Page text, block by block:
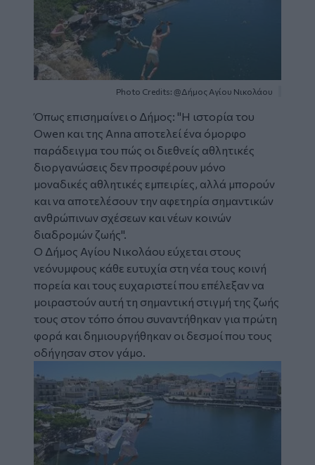
Photo Credits: @Δήμος Αγίου Νικολάου
Όπως επισημαίνει ο Δήμος: "Η ιστορία του
Owen και της Anna αποτελεί ένα όμορφο
παράδειγμα του πώς οι διεθνείς αθλητικές
διοργανώσεις δεν προσφέρουν μόνο
μοναδικές αθλητικές εμπειρίες, αλλά μπορούν
και να αποτελέσουν την αφετηρία σημαντικών
ανθρώπινων σχέσεων και νέων κοινών
διαδρομών ζωής".
Ο Δήμος Αγίου Νικολάου εύχεται στους
νεόνυμφους κάθε ευτυχία στη νέα τους κοινή
πορεία και τους ευχαριστεί που επέλεξαν να
μοιραστούν αυτή τη σημαντική στιγμή της ζωής
τους στον τόπο όπου συναντήθηκαν για πρώτη
φορά και δημιουργήθηκαν οι δεσμοί που τους
οδήγησαν στον γάμο.